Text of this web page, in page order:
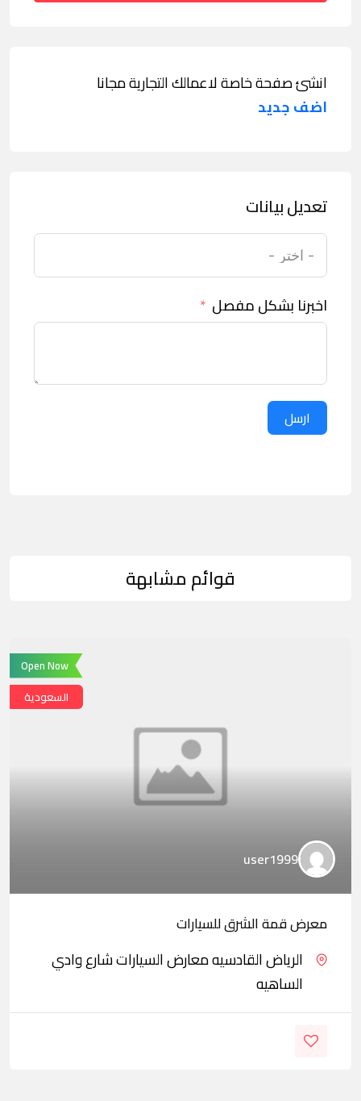
انشئ صفحة خاصة لاعمالك التجارية مجانا
اضف جديد
تعديل بيانات
اخبرنا بشكل مفصل
ارسل
قوائم مشابهة
Open Now
السعودية
user1999
معرض قمة الشرق للسيارات
الرياض القادسيه معارض السيارات شارع وادي
الساهيه